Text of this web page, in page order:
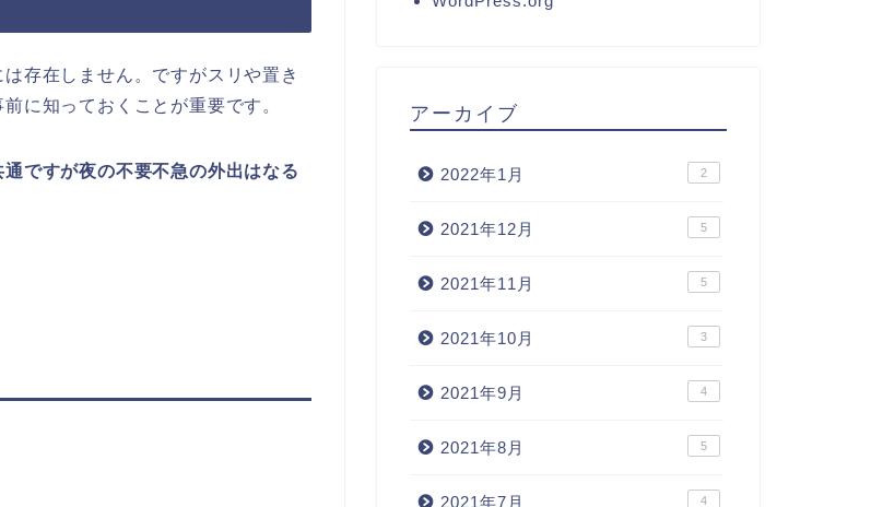
存在しません。ですがスリや置き
に知っておくことが重要です。
通ですが夜の不要不急の外出はなる
アーカイブ
2022年1月 2
2021年12月 5
2021年11月 5
2021年10月 3
2021年9月 4
2021年8月 5
2021年7月 4